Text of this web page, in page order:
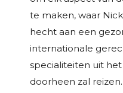
te maken, waar
hecht aan een
internationale
specialiteiten uit
doorheen zal reizen.